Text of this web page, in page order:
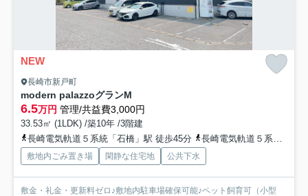
NEW
長崎市新戸町
modern palazzoグランM
6.5万円 管理/共益費3,000円
33.53㎡ (1LDK) /築10年 /3階建
長崎電気軌道５系統「石橋」駅 徒歩45分
長崎電気軌道５系統「大浦天主堂」駅 徒歩48分
敷地内ごみ置き場 閑静な住宅地 公共下水
敷金・礼金・更新料ゼロ♪敷地内駐車場確保可能♪ペット飼育可（小型